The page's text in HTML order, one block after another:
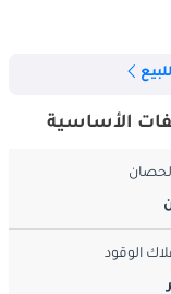
الوقود